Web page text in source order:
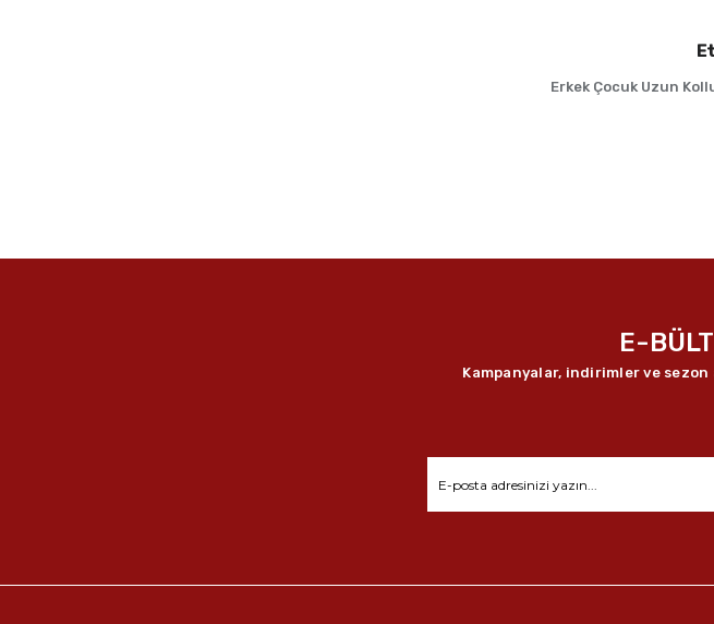
Erkek Çocuk Uzun
E-
Kampanyalar, indirimler ve